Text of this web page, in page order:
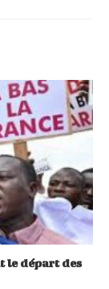
le départ des